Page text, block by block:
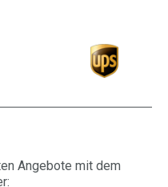
Angebote mit dem